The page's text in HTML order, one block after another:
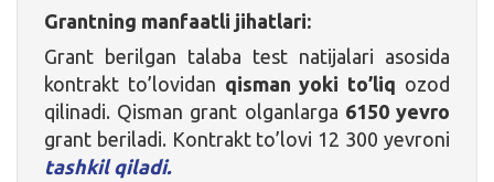
Grantning manfaatli jihatlari:
Grant berilgan talaba test natijalari asosida
kontrakt to’lovidan qisman yoki to’liq ozod
qilinadi. Qisman grant olganlarga 6150 yevro
grant beriladi. Kontrakt to’lovi 12 300 yevroni
tashkil qiladi.